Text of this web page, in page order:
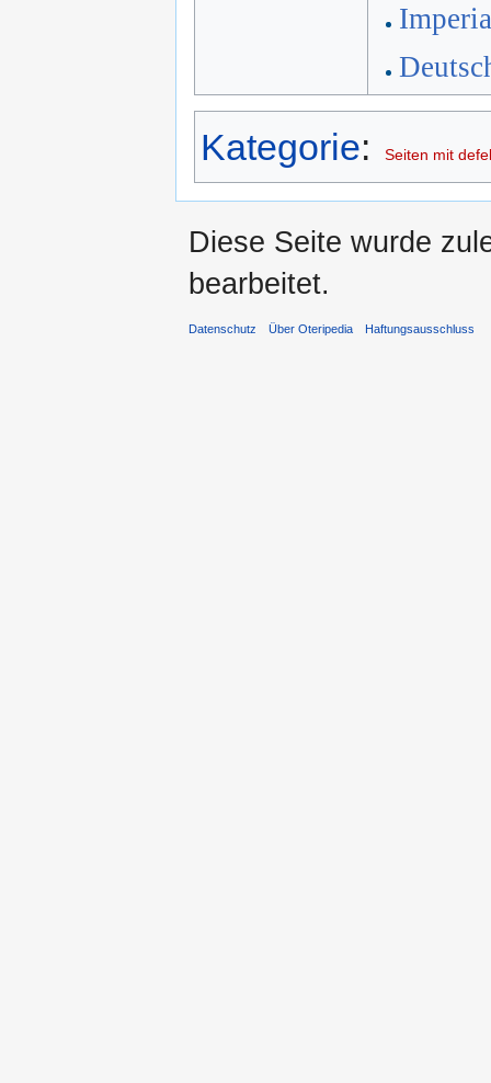
Kategorie: Seiten mit
Diese Seite wurde
bearbeitet.
Datenschutz Über Oteripedia Haftungsausschluss